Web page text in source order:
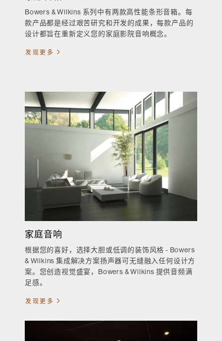
Bowers & Wilkins 系列中有两款高性能条形音箱。每
款产品都是经过艰苦研究和开发的成果，每款产品的
设计都旨在重新定义您的家庭影院音响概念。
发现更多
家庭音响
根据您的喜好，选择大胆或低调的装饰风格 - Bowers
& Wilkins 集成解决方案扬声器可无缝融入任何设计方
案。您创造视觉盛宴，Bowers & Wilkins 提供音频满
足感。
发现更多